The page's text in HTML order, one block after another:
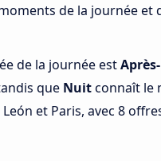
de la journée et
de la journée est
que Nuitconnaît le
et Paris, avec 8